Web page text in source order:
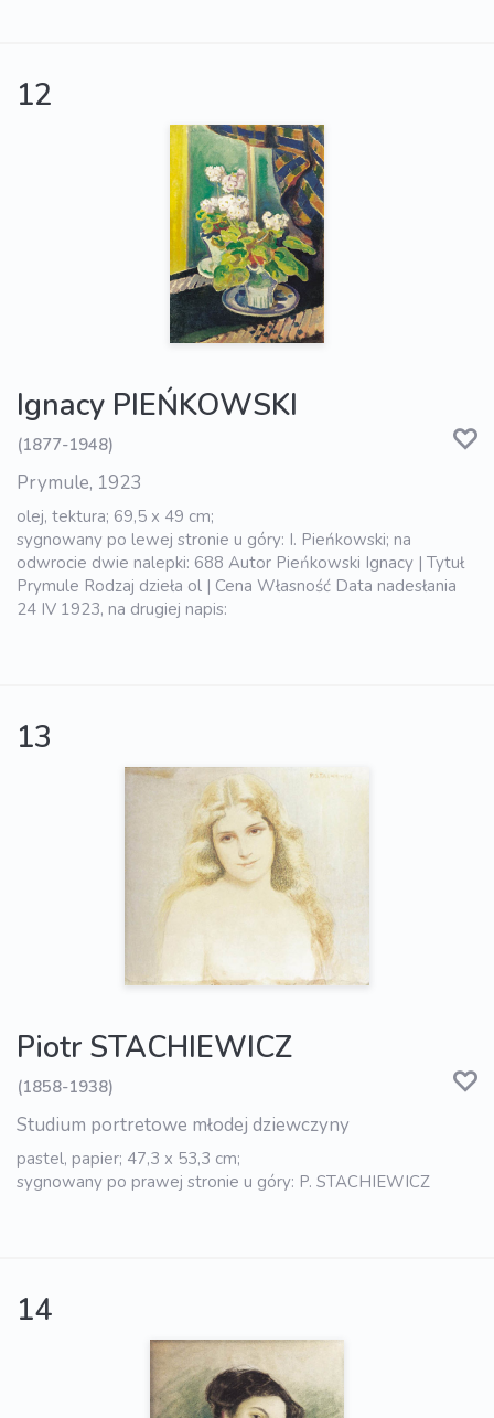
12
Ignacy PIEŃKOWSKI
(1877-1948)
Prymule, 1923
olej, tektura; 69,5 x 49 cm;
sygnowany po lewej stronie u góry: I. Pieńkowski; na
odwrocie dwie nalepki: 688 Autor Pieńkowski Ignacy | Tytuł
Prymule Rodzaj dzieła ol | Cena Własność Data nadesłania
24 IV 1923, na drugiej napis:
13
Piotr STACHIEWICZ
(1858-1938)
Studium portretowe młodej dziewczyny
pastel, papier; 47,3 x 53,3 cm;
sygnowany po prawej stronie u góry: P. STACHIEWICZ
14